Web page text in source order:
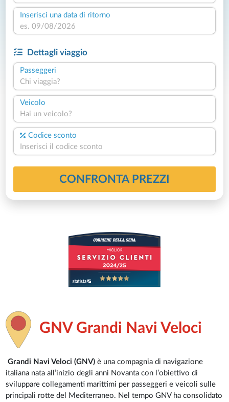
Inserisci una data di ritorno
Dettagli viaggio
Passeggeri
Chi viaggia?
Veicolo
Hai un veicolo?
Codice sconto
CONFRONTA PREZZI
GNV Grandi Navi Veloci
Grandi Navi Veloci (GNV) è una compagnia di navigazione
italiana nata all’inizio degli anni Novanta con l’obiettivo di
sviluppare collegamenti marittimi per passeggeri e veicoli sulle
principali rotte del Mediterraneo. Nel tempo GNV ha consolidato